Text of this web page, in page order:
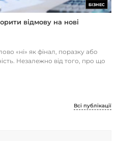
БІЗНЕС
відмову на нові
«ні» як фінал, поразку або
Незалежно від того, про що
Всі публікації